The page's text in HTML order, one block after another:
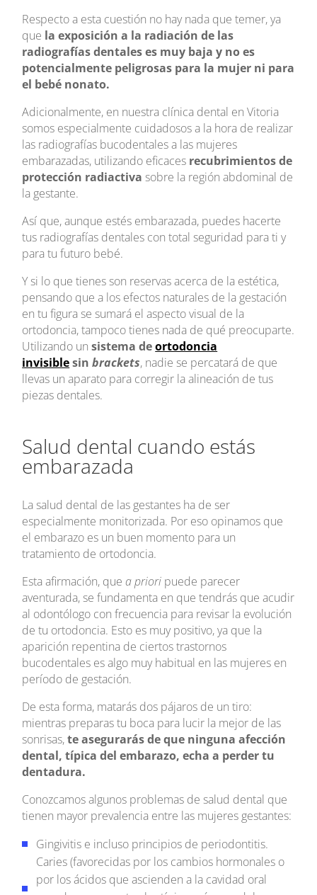
Respecto a esta cuestión no hay nada que temer, ya
que la exposición a la radiación de las
radiografías dentales es muy baja y no es
potencialmente peligrosas para la mujer ni para
el bebé nonato.
Adicionalmente, en nuestra clínica dental en Vitoria
somos especialmente cuidadosos a la hora de realizar
las radiografías bucodentales a las mujeres
embarazadas, utilizando eficaces recubrimientos de
protección radiactiva sobre la región abdominal de
la gestante.
Así que, aunque estés embarazada, puedes hacerte
tus radiografías dentales con total seguridad para ti y
para tu futuro bebé.
Y si lo que tienes son reservas acerca de la estética,
pensando que a los efectos naturales de la gestación
en tu figura se sumará el aspecto visual de la
ortodoncia, tampoco tienes nada de qué preocuparte.
Utilizando unsistema deortodoncia
invisiblesinbrackets, nadie se percatará de que
llevas un aparato para corregir la alineación de tus
piezas dentales.
Salud dental cuando estás
embarazada
La salud dental de las gestantes ha de ser
especialmente monitorizada. Por eso opinamos que
el embarazo es un buen momento para un
tratamiento de ortodoncia.
Esta afirmación, quea priori puede parecer
aventurada, se fundamenta en que tendrás que acudir
al odontólogo con frecuencia para revisar la evolución
de tu ortodoncia. Esto es muy positivo, ya que la
aparición repentina de ciertos trastornos
bucodentales es algo muy habitual en las mujeres en
período de gestación.
De esta forma, matarás dos pájaros de un tiro:
mientras preparas tu boca para lucir la mejor de las
sonrisas,te asegurarás de que ninguna afección
dental, típica del embarazo, echa a perder tu
dentadura.
Conozcamos algunos problemas de salud dental que
tienen mayor prevalencia entre las mujeres gestantes:
Gingivitis e incluso principios de periodontitis.
Caries (favorecidas por los cambios hormonales o
por los ácidos que ascienden a la cavidad oral